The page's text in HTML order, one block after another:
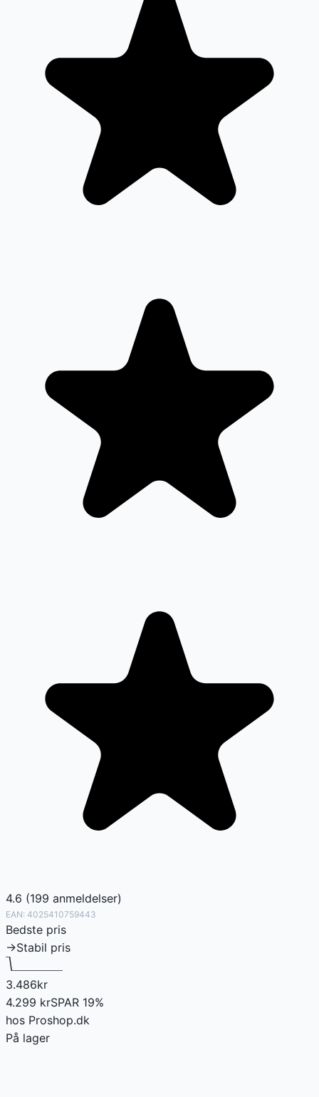
4.6 (199 anmeldelser)
EAN: 4025410759443
Bedste pris
→Stabil pris
3.486kr
4.299 krSPAR 19%
hos Proshop.dk
På lager